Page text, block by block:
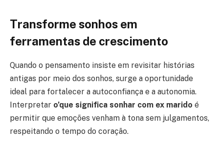
Transforme sonhos em
ferramentas de crescimento
Quando o pensamento insiste em revisitar histórias
antigas por meio dos sonhos, surge a oportunidade
ideal para fortalecer a autoconfiança e a autonomia.
Interpretar o’que significa sonhar com ex marido é
permitir que emoções venham à tona sem julgamentos,
respeitando o tempo do coração.